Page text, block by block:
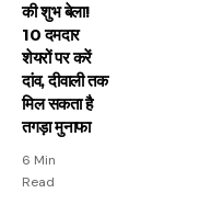
की शुभ बेला!
10 दमदार
शेयरों पर करें
दांव, दीवाली तक
मिल सकता है
तगड़ा मुनाफा
6 Min
Read